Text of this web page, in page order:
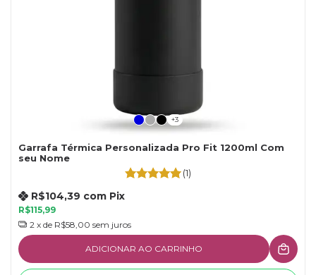
+3
Garrafa Térmica Personalizada Pro Fit 1200ml Com
seu Nome
(1)
R$115,99
R$104,39 com Pix
2 x de R$58,00 sem juros
ADICIONAR AO CARRINHO